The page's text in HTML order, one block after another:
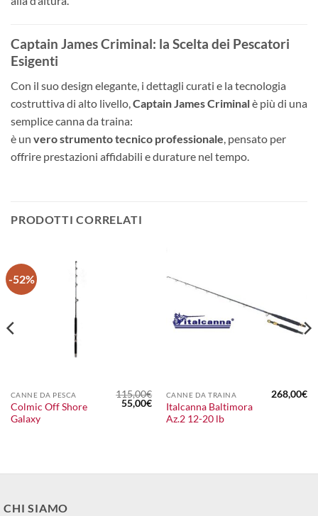
Captain James Criminal: la Scelta dei Pescatori
Esigenti
Con il suo design elegante, i dettagli curati e la tecnologia
costruttiva di alto livello, Captain James Criminalè più di una
semplice canna da traina:
è un vero strumento tecnico professionale , pensato per
offrire prestazioni affidabili e durature nel tempo.
PRODOTTI CORRELATI
-52%
CANNE DA PESCA
Colmic Off Shore
Galaxy
115,00€
Il
prezzo
55,00€Il
prezzo
attuale
CANNE DA TRAINA
Italcanna Baltimora
Az.2 12-20 lb
268,00€
CHI SIAMO